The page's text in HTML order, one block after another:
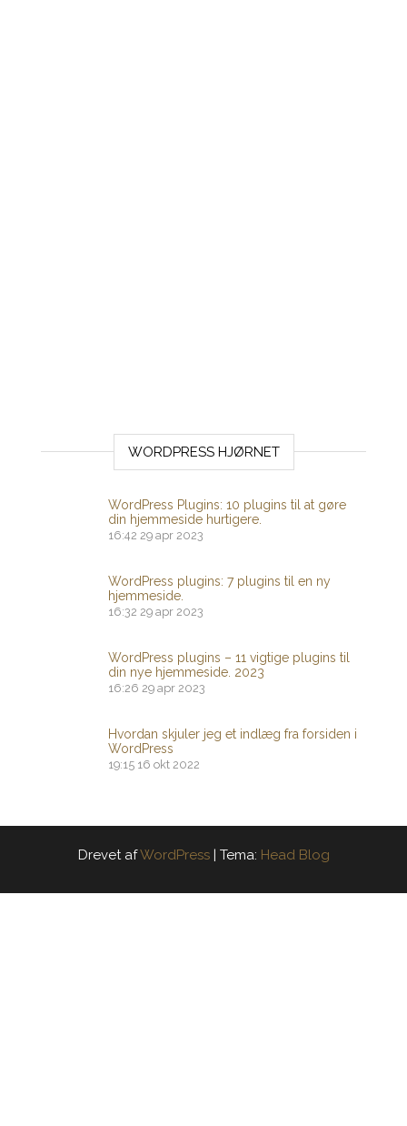
WORDPRESS HJØRNET
WordPress Plugins: 10 plugins til at gøre
din hjemmeside hurtigere.
16:42 29 apr 2023
WordPress plugins: 7 plugins til en ny
hjemmeside.
16:32 29 apr 2023
WordPress plugins – 11 vigtige plugins til
din nye hjemmeside. 2023
16:26 29 apr 2023
Hvordan skjuler jeg et indlæg fra forsiden i
WordPress
19:15 16 okt 2022
Drevet afWordPress | Tema: Head Blog